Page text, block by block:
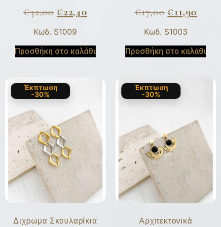
€32,00 €22,40
Κωδ. S1009
Προσθήκη στο καλάθι
€17,00 €11,90
Κωδ. S1003
Προσθήκη στο καλάθι
Έκπτωση
-30%
Διχρωμα Σκουλαρίκια
Έκπτωση
-30%
Αρχιτεκτονικά